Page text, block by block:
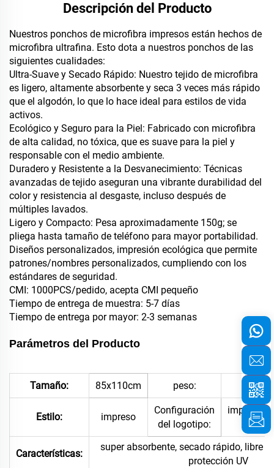
Descripción del Producto
Nuestros ponchos de microfibra impresos están hechos de
microfibra ultrafina. Esto dota a nuestros ponchos de las
siguientes cualidades:
Ultra-Suave y Secado Rápido: Nuestro tejido de microfibra
es ligero, altamente absorbente y seca 3 veces más rápido
que el algodón, lo que lo hace ideal para estilos de vida
activos.
Ecológico y Seguro para la Piel: Fabricado con microfibra
de alta calidad, no tóxica, que es suave para la piel y
responsable con el medio ambiente.
Duradero y Resistente a la Desvanecimiento: Técnicas
avanzadas de tejido aseguran una vibrante durabilidad del
color y resistencia al desgaste, incluso después de
múltiples lavados.
Ligero y Compacto: Pesa aproximadamente 150g; se
pliega hasta tamaño de teléfono para mayor portabilidad.
Diseños personalizados, impresión ecológica que permite
patrones/nombres personalizados, cumpliendo con los
estándares de seguridad.
CMI: 1000PCS/pedido, acepta CMI pequeño
Tiempo de entrega de muestra: 5-7 días
Tiempo de entrega por mayor: 2-3 semanas
Parámetros del Producto
Tamaño: 85x110cm peso:
Estilo: impreso
Configuración
del logotipo:
impreso/
Características:
super absorbente, secado rápido, libre
protección UV